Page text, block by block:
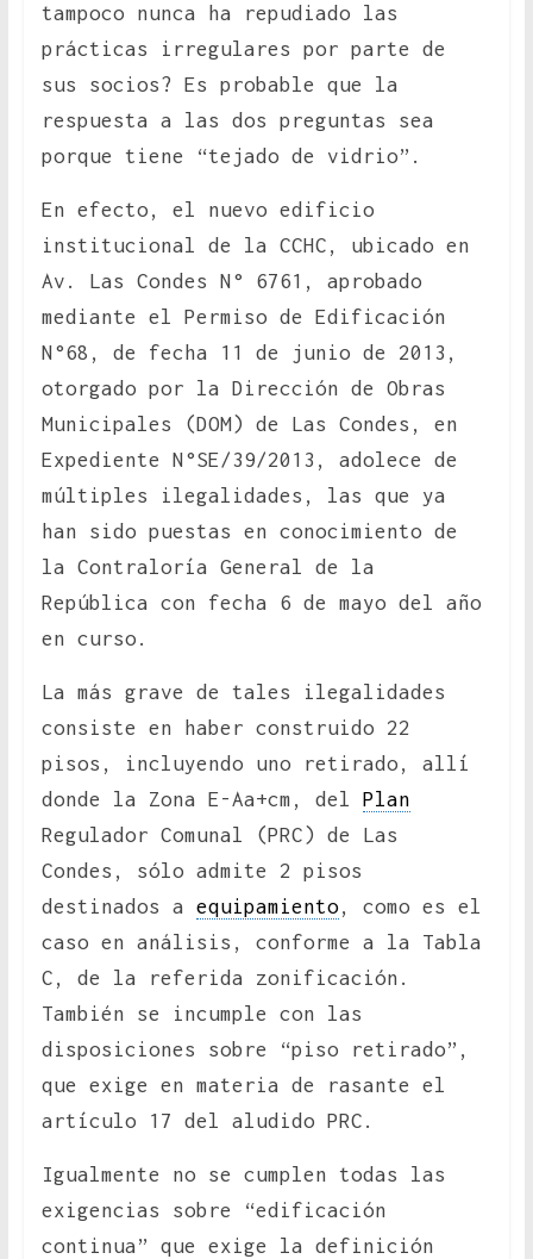
tampoco nunca ha repudiado las
prácticas irregulares por parte de
sus socios? Es probable que la
respuesta a las dos preguntas sea
porque tiene “tejado de vidrio”.
En efecto, el nuevo edificio
institucional de la CCHC, ubicado en
Av. Las Condes N° 6761, aprobado
mediante el Permiso de Edificación
N°68, de fecha 11 de junio de 2013,
otorgado por la Dirección de Obras
Municipales (DOM) de Las Condes, en
Expediente N°SE/39/2013, adolece de
múltiples ilegalidades, las que ya
han sido puestas en conocimiento de
la Contraloría General de la
República con fecha 6 de mayo del año
en curso.
La más grave de tales ilegalidades
consiste en haber construido 22
pisos, incluyendo uno retirado, allí
donde la Zona E-Aa+cm, del Plan
Regulador Comunal (PRC) de Las
Condes, sólo admite 2 pisos
destinados a equipamiento, como es el
caso en análisis, conforme a la Tabla
C, de la referida zonificación.
También se incumple con las
disposiciones sobre “piso retirado”,
que exige en materia de rasante el
artículo 17 del aludido PRC.
Igualmente no se cumplen todas las
exigencias sobre “edificación
continua” que exige la definición